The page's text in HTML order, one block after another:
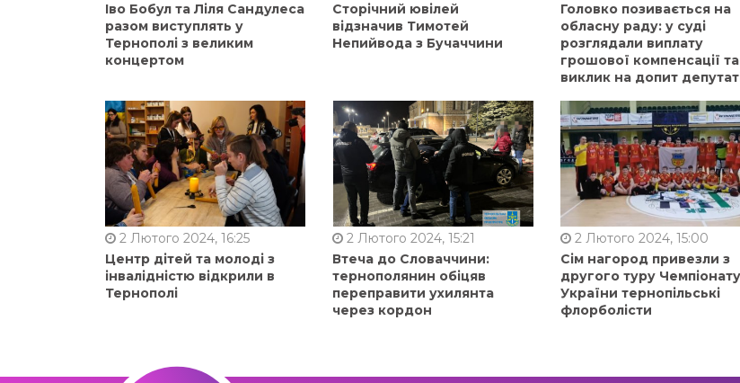
Іво Бобул та Ліля Сандулеса
разом виступлять у
Тернополі з великим
концертом
Сторічний ювілей
відзначив Тимотей
Непийвода з Бучаччини
Головко позивається на
обласну раду: у суді
розглядали виплату
грошової компенсації та
виклик на допит
2 Лютого 2024, 16:25
Центр дітей та молоді з
інвалідністю відкрили в
Тернополі
2 Лютого 2024, 15:21
Втеча до Словаччини:
тернополянин обіцяв
переправити ухилянта
через кордон
2 Лютого 2024, 15:00
Сім нагород привезли з
другого туру Чемпіонату
України тернопільські
флорболісти